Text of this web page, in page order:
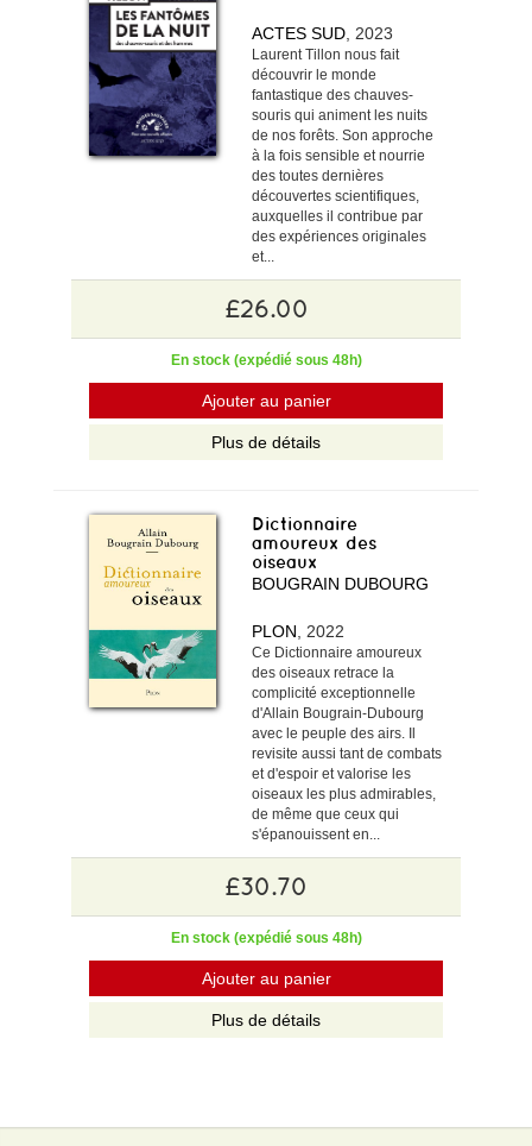
ACTES SUD, 2023
Laurent Tillon nous fait
découvrir le monde
fantastique des chauves-
souris qui animent les nuits
de nos forêts. Son approche
à la fois sensible et nourrie
des toutes dernières
découvertes scientifiques,
auxquelles il contribue par
des expériences originales
et...
£26.00
En stock (expédié sous 48h)
Ajouter au panier
Plus de détails
Dictionnaire
amoureux des
oiseaux
BOUGRAIN DUBOURG
PLON , 2022
Ce Dictionnaire amoureux
des oiseaux retrace la
complicité exceptionnelle
d'Allain Bougrain-Dubourg
avec le peuple des airs. Il
revisite aussi tant de combats
et d'espoir et valorise les
oiseaux les plus admirables,
de même que ceux qui
s'épanouissent en...
£30.70
En stock (expédié sous 48h)
Ajouter au panier
Plus de détails